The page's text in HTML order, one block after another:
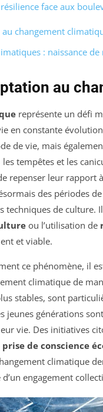
face aux
au changement
: naissance de
au
représente un défi
en constante
de vie, mais
tempêtes et les
repenser leur rapport
des périodes de
techniques de culture.
ou l’utilisation de
et viable.
ce phénomène, il
climatique de
stables, sont
jeunes générations
vie. Des initiatives
prise de conscience
climatique
d’un engagement